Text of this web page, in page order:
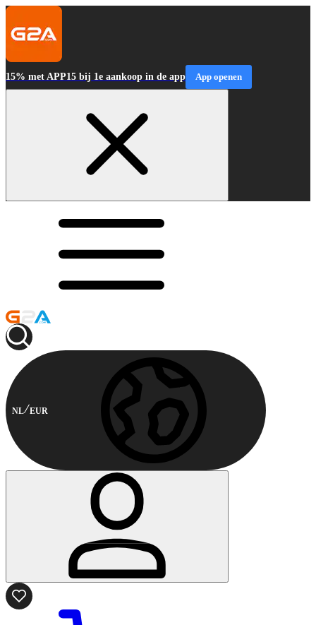
15% met APP15 bij 1e aankoop in de app App openen
NL EUR